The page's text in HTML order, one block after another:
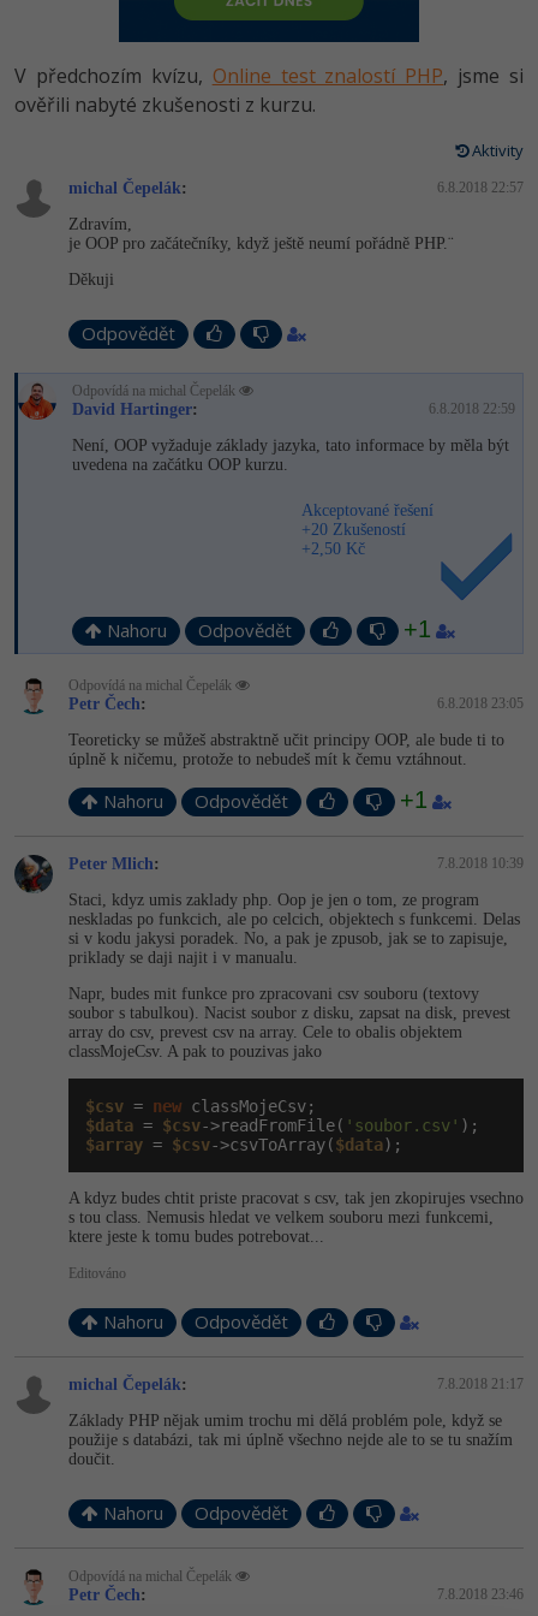
HTML5, CSS3, Bootstrap, SEO
SQL a databáze
Spring
ASP.NET MVC
Django
PHP
JavaScript
HTML / CSS
MySQL/MariaDB
MS-SQL
SQLite
Vývojář mobilních aplikací
Specialista na AI a bigdata
Webdesigner
Tester
Grafik / UX/UI návrhář
3D grafik
Projektový manažer
WordPress specialista
SEO specialista
-80%
JavaScript -80%
C++ -80%
Swift -80%
-80%
VB.NET
SQL
Umělá inteligence (AI) -10%
Pro děti
Více
Fórum
Testování softwaru
Datová analýza
Digitální gramotnost
Marketing
WordPress
SEO -30%
UX
Business
Kryptoměny
Copywriting -30%
MS Office
Time management
Kurzy designu
HTML/CSS
Photoshop -80%
Adobe Illustrator -80%
Adobe Lightroom -30%
Adobe XD -15%
Adobe InDesign
Adobe After Effects
Blender
Inkscape
Fotografování
Příběhy absolventů
Pro firmy
V předchozím kvízu, Online test znalostí PHP, jsme si
ověřili nabyté zkušenosti z kurzu.
Aktivity
michal Čepelák: 6.8.2018 22:57
Zdravím,
je OOP pro začátečníky, když ještě neumí pořádně PHP.¨
Děkuji
Odpovědět
Odpovídá na michal Čepelák
David Hartinger: 6.8.2018 22:59
Není, OOP vyžaduje základy jazyka, tato informace by měla být
uvedena na začátku OOP kurzu.
Akceptované řešení
+20 Zkušeností
+2,50 Kč
Nahoru Odpovědět +1
Odpovídá na michal Čepelák
Petr Čech: 6.8.2018 23:05
Teoreticky se můžeš abstraktně učit principy OOP, ale bude ti to
úplně k ničemu, protože to nebudeš mít k čemu vztáhnout.
Nahoru Odpovědět +1
Peter Mlich: 7.8.2018 10:39
Staci, kdyz umis zaklady php. Oop je jen o tom, ze program
neskladas po funkcich, ale po celcich, objektech s funkcemi. Delas
si v kodu jakysi poradek. No, a pak je zpusob, jak se to zapisuje,
priklady se daji najit i v manualu.
Napr, budes mit funkce pro zpracovani csv souboru (textovy
soubor s tabulkou). Nacist soubor z disku, zapsat na disk, prevest
array do csv, prevest csv na array. Cele to obalis objektem
classMojeCsv. A pak to pouzivas jako
$csv = new
$data = $csv->readFromFile( 'soubor.csv'
$array = $csv->csvToArray($data);
A kdyz budes chtit priste pracovat s csv, tak jen zkopirujes vsechno
s tou class. Nemusis hledat ve velkem souboru mezi funkcemi,
ktere jeste k tomu budes potrebovat...
Editováno
Nahoru Odpovědět
michal Čepelák: 7.8.2018 21:17
Základy PHP nějak umim trochu mi dělá problém pole, když se
použije s databázi, tak mi úplně všechno nejde ale to se tu snažím
doučit.
Nahoru Odpovědět
Odpovídá na michal Čepelák
Petr Čech: 7.8.2018 23:46